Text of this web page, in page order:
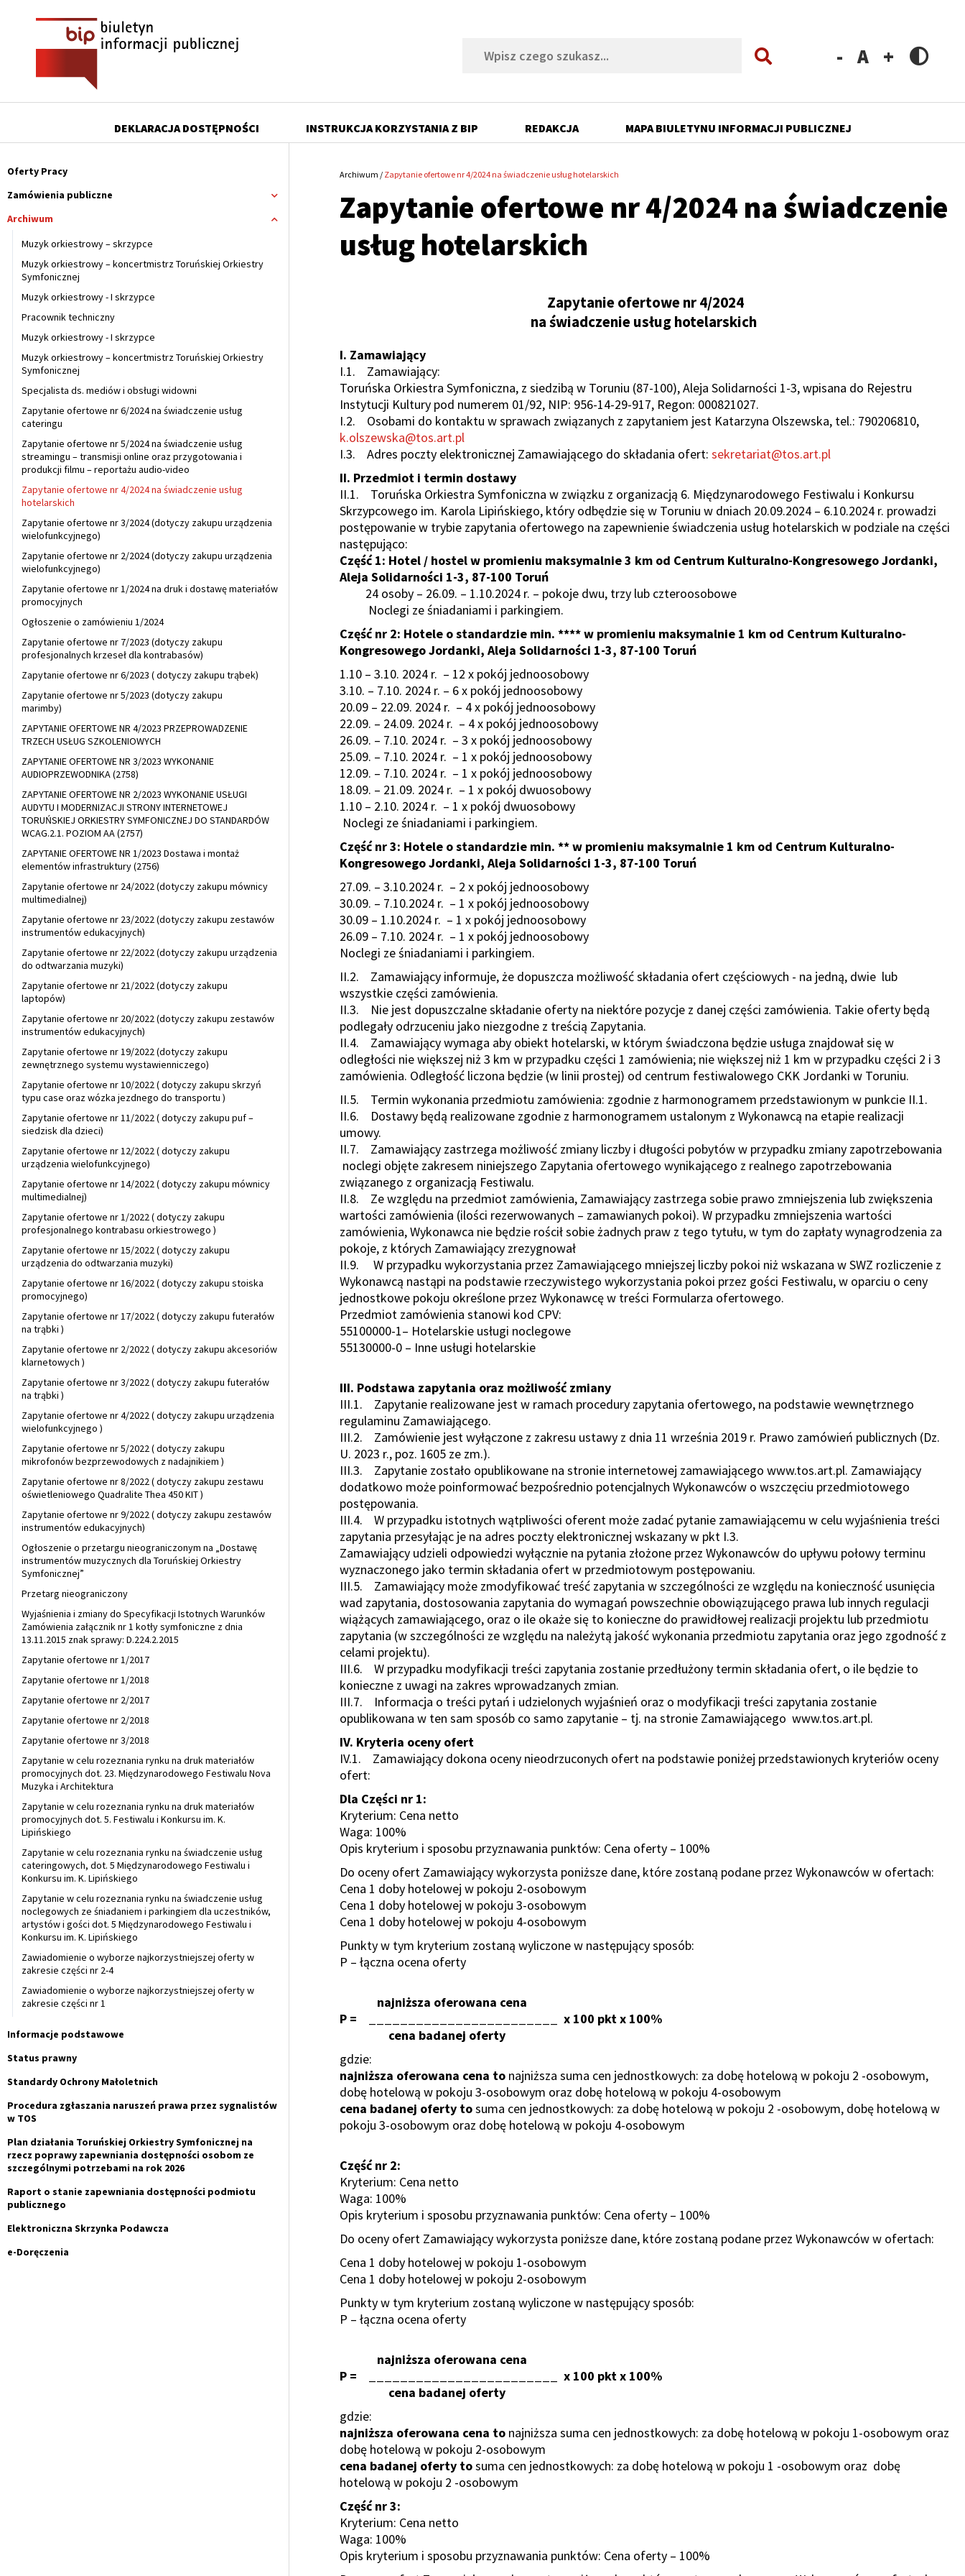
do
do
do
do
Menu
górne
DEKLARACJA DOSTĘPNOŚCI INSTRUKCJA KORZYSTANIA Z BIP REDAKCJA MAPA BIULETYNU INFORMACJI PUBLICZNEJ
Główne
menu
serwisu
Oferty Pracy
Zamówienia publiczne
Rozwiń
Archiwum
Zwiń
Muzyk orkiestrowy – skrzypce
Muzyk orkiestrowy – koncertmistrz Toruńskiej Orkiestry
Symfonicznej
Muzyk orkiestrowy - I skrzypce
Pracownik techniczny
Muzyk orkiestrowy - I skrzypce
Muzyk orkiestrowy – koncertmistrz Toruńskiej Orkiestry
Symfonicznej
Specjalista ds. mediów i obsługi widowni
Zapytanie ofertowe nr 6/2024 na świadczenie usług
cateringu
Zapytanie ofertowe nr 5/2024 na świadczenie usług
streamingu – transmisji online oraz przygotowania i
produkcji filmu – reportażu audio-video
Zapytanie ofertowe nr 4/2024 na świadczenie usług
hotelarskich
Zapytanie ofertowe nr 3/2024 (dotyczy zakupu urządzenia
wielofunkcyjnego)
Zapytanie ofertowe nr 2/2024 (dotyczy zakupu urządzenia
wielofunkcyjnego)
Zapytanie ofertowe nr 1/2024 na druk i dostawę materiałów
promocyjnych
Ogłoszenie o zamówieniu 1/2024
Zapytanie ofertowe nr 7/2023 (dotyczy zakupu
profesjonalnych krzeseł dla kontrabasów)
Zapytanie ofertowe nr 6/2023 ( dotyczy zakupu trąbek)
Zapytanie ofertowe nr 5/2023 (dotyczy zakupu
marimby)
ZAPYTANIE OFERTOWE NR 4/2023 PRZEPROWADZENIE
TRZECH USŁUG SZKOLENIOWYCH
ZAPYTANIE OFERTOWE NR 3/2023 WYKONANIE
AUDIOPRZEWODNIKA (2758)
ZAPYTANIE OFERTOWE NR 2/2023 WYKONANIE USŁUGI
AUDYTU I MODERNIZACJI STRONY INTERNETOWEJ
TORUŃSKIEJ ORKIESTRY SYMFONICZNEJ DO STANDARDÓW
WCAG.2.1. POZIOM AA (2757)
ZAPYTANIE OFERTOWE NR 1/2023 Dostawa i montaż
elementów infrastruktury (2756)
Zapytanie ofertowe nr 24/2022 (dotyczy zakupu mównicy
multimedialnej)
Zapytanie ofertowe nr 23/2022 (dotyczy zakupu zestawów
instrumentów edukacyjnych)
Zapytanie ofertowe nr 22/2022 (dotyczy zakupu urządzenia
do odtwarzania muzyki)
Zapytanie ofertowe nr 21/2022 (dotyczy zakupu
laptopów)
Zapytanie ofertowe nr 20/2022 (dotyczy zakupu zestawów
instrumentów edukacyjnych)
Zapytanie ofertowe nr 19/2022 (dotyczy zakupu
zewnętrznego systemu wystawienniczego)
Zapytanie ofertowe nr 10/2022 ( dotyczy zakupu skrzyń
typu case oraz wózka jezdnego do transportu )
Zapytanie ofertowe nr 11/2022 ( dotyczy zakupu puf –
siedzisk dla dzieci)
Zapytanie ofertowe nr 12/2022 ( dotyczy zakupu
urządzenia wielofunkcyjnego)
Zapytanie ofertowe nr 14/2022 ( dotyczy zakupu mównicy
multimedialnej)
Zapytanie ofertowe nr 1/2022 ( dotyczy zakupu
profesjonalnego kontrabasu orkiestrowego )
Zapytanie ofertowe nr 15/2022 ( dotyczy zakupu
urządzenia do odtwarzania muzyki)
Zapytanie ofertowe nr 16/2022 ( dotyczy zakupu stoiska
promocyjnego)
Zapytanie ofertowe nr 17/2022 ( dotyczy zakupu futerałów
na trąbki )
Zapytanie ofertowe nr 2/2022 ( dotyczy zakupu akcesoriów
klarnetowych )
Zapytanie ofertowe nr 3/2022 ( dotyczy zakupu futerałów
na trąbki )
Zapytanie ofertowe nr 4/2022 ( dotyczy zakupu urządzenia
wielofunkcyjnego )
Zapytanie ofertowe nr 5/2022 ( dotyczy zakupu
mikrofonów bezprzewodowych z nadajnikiem )
Zapytanie ofertowe nr 8/2022 ( dotyczy zakupu zestawu
oświetleniowego Quadralite Thea 450 KIT )
Zapytanie ofertowe nr 9/2022 ( dotyczy zakupu zestawów
instrumentów edukacyjnych)
Ogłoszenie o przetargu nieograniczonym na „Dostawę
instrumentów muzycznych dla Toruńskiej Orkiestry
Symfonicznej”
Przetarg nieograniczony
Wyjaśnienia i zmiany do Specyfikacji Istotnych Warunków
Zamówienia załącznik nr 1 kotły symfoniczne z dnia
13.11.2015 znak sprawy: D.224.2.2015
Zapytanie ofertowe nr 1/2017
Zapytanie ofertowe nr 1/2018
Zapytanie ofertowe nr 2/2017
Zapytanie ofertowe nr 2/2018
Zapytanie ofertowe nr 3/2018
Zapytanie w celu rozeznania rynku na druk materiałów
promocyjnych dot. 23. Międzynarodowego Festiwalu Nova
Muzyka i Architektura
Zapytanie w celu rozeznania rynku na druk materiałów
promocyjnych dot. 5. Festiwalu i Konkursu im. K.
Lipińskiego
Zapytanie w celu rozeznania rynku na świadczenie usług
cateringowych, dot. 5 Międzynarodowego Festiwalu i
Konkursu im. K. Lipińskiego
Zapytanie w celu rozeznania rynku na świadczenie usług
noclegowych ze śniadaniem i parkingiem dla uczestników,
artystów i gości dot. 5 Międzynarodowego Festiwalu i
Konkursu im. K. Lipińskiego
Zawiadomienie o wyborze najkorzystniejszej oferty w
zakresie części nr 2-4
Zawiadomienie o wyborze najkorzystniejszej oferty w
zakresie części nr 1
Informacje podstawowe
Status prawny
Standardy Ochrony Małoletnich
Procedura zgłaszania naruszeń prawa przez sygnalistów
w TOS
Plan działania Toruńskiej Orkiestry Symfonicznej na
rzecz poprawy zapewniania dostępności osobom ze
szczególnymi potrzebami na rok 2026
Raport o stanie zapewniania dostępności podmiotu
publicznego
Elektroniczna Skrzynka Podawcza
e-Doręczenia
Ścieżka
nawigacyjna
Archiwum Zapytanie ofertowe nr 4/2024 na świadczenie usług hotelarskich
Zapytanie ofertowe nr 4/2024 na świadczenie
usług hotelarskich
Zapytanie ofertowe nr 4/2024
na świadczenie usług hotelarskich
I. Zamawiający
I.1. Zamawiający:
Toruńska Orkiestra Symfoniczna, z siedzibą w Toruniu (87-100), Aleja Solidarności 1-3, wpisana do Rejestru
Instytucji Kultury pod numerem 01/92, NIP: 956-14-29-917, Regon: 000821027.
I.2. Osobami do kontaktu w sprawach związanych z zapytaniem jest Katarzyna Olszewska, tel.: 790206810,
k.olszewska@tos.art.pl
I.3. Adres poczty elektronicznej Zamawiającego do składania ofert:sekretariat@tos.art.pl
II. Przedmiot i termin dostawy
II.1. Toruńska Orkiestra Symfoniczna w związku z organizacją 6. Międzynarodowego Festiwalu i Konkursu
Skrzypcowego im. Karola Lipińskiego, który odbędzie się w Toruniu w dniach 20.09.2024 – 6.10.2024 r. prowadzi
postępowanie w trybie zapytania ofertowego na zapewnienie świadczenia usług hotelarskich w podziale na części
następująco:
Część 1: Hotel / hostel w promieniu maksymalnie 3 km od Centrum Kulturalno-Kongresowego Jordanki,
Aleja Solidarności 1-3, 87-100 Toruń
24 osoby – 26.09. – 1.10.2024 r. – pokoje dwu, trzy lub czteroosobowe
Noclegi ze śniadaniami i parkingiem.
Część nr 2: Hotele o standardzie min. **** w promieniu maksymalnie 1 km od Centrum Kulturalno-
Kongresowego Jordanki, Aleja Solidarności 1-3, 87-100 Toruń
1.10 – 3.10. 2024 r. – 12 x pokój jednoosobowy
3.10. – 7.10. 2024 r. – 6 x pokój jednoosobowy
20.09 – 22.09. 2024 r. – 4 x pokój jednoosobowy
22.09. – 24.09. 2024 r. – 4 x pokój jednoosobowy
26.09. – 7.10. 2024 r. – 3 x pokój jednoosobowy
25.09. – 7.10. 2024 r. – 1 x pokój jednoosobowy
12.09. – 7.10. 2024 r. – 1 x pokój jednoosobowy
18.09. – 21.09. 2024 r. – 1 x pokój dwuosobowy
1.10 – 2.10. 2024 r. – 1 x pokój dwuosobowy
Noclegi ze śniadaniami i parkingiem.
Część nr 3: Hotele o standardzie min. ** w promieniu maksymalnie 1 km od Centrum Kulturalno-
Kongresowego Jordanki, Aleja Solidarności 1-3, 87-100 Toruń
27.09. – 3.10.2024 r. – 2 x pokój jednoosobowy
30.09. – 7.10.2024 r. – 1 x pokój jednoosobowy
30.09 – 1.10.2024 r. – 1 x pokój jednoosobowy
26.09 – 7.10. 2024 r. – 1 x pokój jednoosobowy
Noclegi ze śniadaniami i parkingiem.
II.2. Zamawiający informuje, że dopuszcza możliwość składania ofert częściowych - na jedną, dwie lub
wszystkie części zamówienia.
II.3. Nie jest dopuszczalne składanie oferty na niektóre pozycje z danej części zamówienia. Takie oferty będą
podlegały odrzuceniu jako niezgodne z treścią Zapytania.
II.4. Zamawiający wymaga aby obiekt hotelarski, w którym świadczona będzie usługa znajdował się w
odległości nie większej niż 3 km w przypadku części 1 zamówienia; nie większej niż 1 km w przypadku części 2 i 3
zamówienia. Odległość liczona będzie (w linii prostej) od centrum festiwalowego CKK Jordanki w Toruniu.
II.5. Termin wykonania przedmiotu zamówienia: zgodnie z harmonogramem przedstawionym w punkcie II.1.
II.6. Dostawy będą realizowane zgodnie z harmonogramem ustalonym z Wykonawcą na etapie realizacji
umowy.
II.7. Zamawiający zastrzega możliwość zmiany liczby i długości pobytów w przypadku zmiany zapotrzebowania
noclegi objęte zakresem niniejszego Zapytania ofertowego wynikającego z realnego zapotrzebowania
związanego z organizacją Festiwalu.
II.8. Ze względu na przedmiot zamówienia, Zamawiający zastrzega sobie prawo zmniejszenia lub zwiększenia
wartości zamówienia (ilości rezerwowanych – zamawianych pokoi). W przypadku zmniejszenia wartości
zamówienia, Wykonawca nie będzie rościł sobie żadnych praw z tego tytułu, w tym do zapłaty wynagrodzenia za
pokoje, z których Zamawiający zrezygnował
II.9. W przypadku wykorzystania przez Zamawiającego mniejszej liczby pokoi niż wskazana w SWZ rozliczenie z
Wykonawcą nastąpi na podstawie rzeczywistego wykorzystania pokoi przez gości Festiwalu, w oparciu o ceny
jednostkowe pokoju określone przez Wykonawcę w treści Formularza ofertowego.
Przedmiot zamówienia stanowi kod CPV:
55100000-1– Hotelarskie usługi noclegowe
55130000-0 – Inne usługi hotelarskie
III. Podstawa zapytania oraz możliwość zmiany
III.1. Zapytanie realizowane jest w ramach procedury zapytania ofertowego, na podstawie wewnętrznego
regulaminu Zamawiającego.
III.2. Zamówienie jest wyłączone z zakresu ustawy z dnia 11 września 2019 r. Prawo zamówień publicznych (Dz.
U. 2023 r., poz. 1605 ze zm.).
III.3. Zapytanie zostało opublikowane na stronie internetowej zamawiającego www.tos.art.pl. Zamawiający
dodatkowo może poinformować bezpośrednio potencjalnych Wykonawców o wszczęciu przedmiotowego
postępowania.
III.4. W przypadku istotnych wątpliwości oferent może zadać pytanie zamawiającemu w celu wyjaśnienia treści
zapytania przesyłając je na adres poczty elektronicznej wskazany w pkt I.3.
Zamawiający udzieli odpowiedzi wyłącznie na pytania złożone przez Wykonawców do upływu połowy terminu
wyznaczonego jako termin składania ofert w przedmiotowym postępowaniu.
III.5. Zamawiający może zmodyfikować treść zapytania w szczególności ze względu na konieczność usunięcia
wad zapytania, dostosowania zapytania do wymagań powszechnie obowiązującego prawa lub innych regulacji
wiążących zamawiającego, oraz o ile okaże się to konieczne do prawidłowej realizacji projektu lub przedmiotu
zapytania (w szczególności ze względu na należytą jakość wykonania przedmiotu zapytania oraz jego zgodność z
celami projektu).
III.6. W przypadku modyfikacji treści zapytania zostanie przedłużony termin składania ofert, o ile będzie to
konieczne z uwagi na zakres wprowadzanych zmian.
III.7. Informacja o treści pytań i udzielonych wyjaśnień oraz o modyfikacji treści zapytania zostanie
opublikowana w ten sam sposób co samo zapytanie – tj. na stronie Zamawiającego www.tos.art.pl.
IV. Kryteria oceny ofert
IV.1. Zamawiający dokona oceny nieodrzuconych ofert na podstawie poniżej przedstawionych kryteriów oceny
ofert:
Dla Części nr 1:
Kryterium: Cena netto
Waga: 100%
Opis kryterium i sposobu przyznawania punktów: Cena oferty – 100%
Do oceny ofert Zamawiający wykorzysta poniższe dane, które zostaną podane przez Wykonawców w ofertach:
Cena 1 doby hotelowej w pokoju 2-osobowym
Cena 1 doby hotelowej w pokoju 3-osobowym
Cena 1 doby hotelowej w pokoju 4-osobowym
Punkty w tym kryterium zostaną wyliczone w następujący sposób:
P – łączna ocena oferty
najniższa oferowana cena
P = ________________________ x 100 pkt x 100%
cena badanej oferty
gdzie:
najniższa oferowana cena to najniższa suma cen jednostkowych: za dobę hotelową w pokoju 2 -osobowym,
dobę hotelową w pokoju 3-osobowym oraz dobę hotelową w pokoju 4-osobowym
cena badanej oferty tosuma cen jednostkowych: za dobę hotelową w pokoju 2 -osobowym, dobę hotelową w
pokoju 3-osobowym oraz dobę hotelową w pokoju 4-osobowym
Część nr 2:
Kryterium: Cena netto
Waga: 100%
Opis kryterium i sposobu przyznawania punktów: Cena oferty – 100%
Do oceny ofert Zamawiający wykorzysta poniższe dane, które zostaną podane przez Wykonawców w ofertach:
Cena 1 doby hotelowej w pokoju 1-osobowym
Cena 1 doby hotelowej w pokoju 2-osobowym
Punkty w tym kryterium zostaną wyliczone w następujący sposób:
P – łączna ocena oferty
najniższa oferowana cena
P = ________________________ x 100 pkt x 100%
cena badanej oferty
gdzie:
najniższa oferowana cena to najniższa suma cen jednostkowych: za dobę hotelową w pokoju 1-osobowym oraz
dobę hotelową w pokoju 2-osobowym
cena badanej oferty tosuma cen jednostkowych: za dobę hotelową w pokoju 1 -osobowym oraz dobę
hotelową w pokoju 2 -osobowym
Część nr 3:
Kryterium: Cena netto
Waga: 100%
Opis kryterium i sposobu przyznawania punktów: Cena oferty – 100%